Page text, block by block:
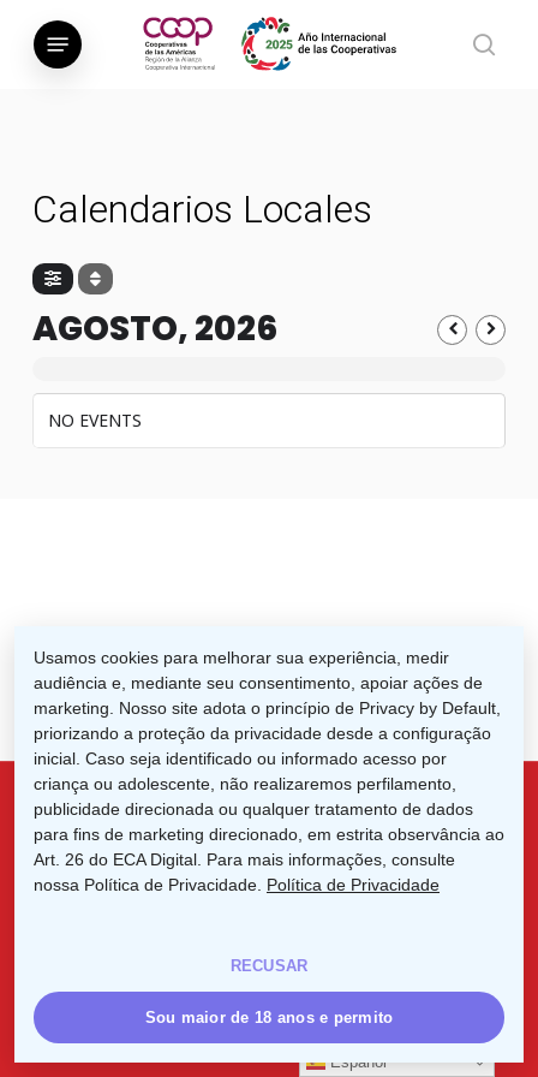
Menú
Calendarios Locales
AGOSTO, 2026
NO EVENTS
x-
twitter
facebook linkedin instagram
Español
Usamos cookies para melhorar sua experiência, medir
audiência e, mediante seu consentimento, apoiar ações de
marketing. Nosso site adota o princípio de Privacy by Default,
priorizando a proteção da privacidade desde a configuração
inicial. Caso seja identificado ou informado acesso por
criança ou adolescente, não realizaremos perfilamento,
publicidade direcionada ou qualquer tratamento de dados
para fins de marketing direcionado, em estrita observância ao
Art. 26 do ECA Digital. Para mais informações, consulte
nossa Política de Privacidade. Política de Privacidade
RECUSAR
Sou maior de 18 anos e permito